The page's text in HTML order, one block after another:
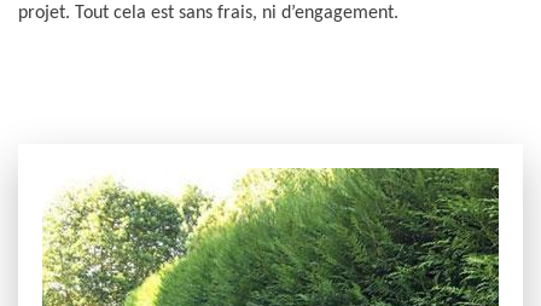
projet. Tout cela est sans frais, ni d’engagement.